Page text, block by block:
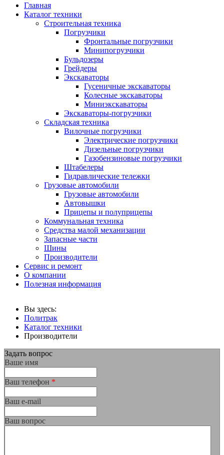
Главная
Каталог техники
Строительная техника
Погрузчики
Фронтальные погрузчики
Минипогрузчики
Бульдозеры
Грейдеры
Экскаваторы
Гусеничные экскаваторы
Колесные экскаваторы
Миниэкскаваторы
Экскаваторы-погрузчики
Складская техника
Вилочные погрузчики
Электрические погрузчики
Дизельные погрузчики
Газобензиновые погрузчики
Штабелеры
Гидравлические тележки
Грузовые автомобили
Грузовые автомобили
Автовышки
Прицепы и полуприцепы
Коммунальная техника
Средства малой механизации
Запасные части
Шины
Производители
Сервис и ремонт
О компании
Полезная информация
Вы здесь:
Политрак
Каталог техники
Производители
Задать вопрос
Ваше имя
Ваш телефон *
Ваш е-mail
Ваш вопрос